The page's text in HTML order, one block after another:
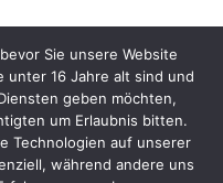
Sie unsere Website
unter 16 Jahre alt sind und
geben möchten,
um Erlaubnis bitten.
Technologien auf unserer
während andere uns